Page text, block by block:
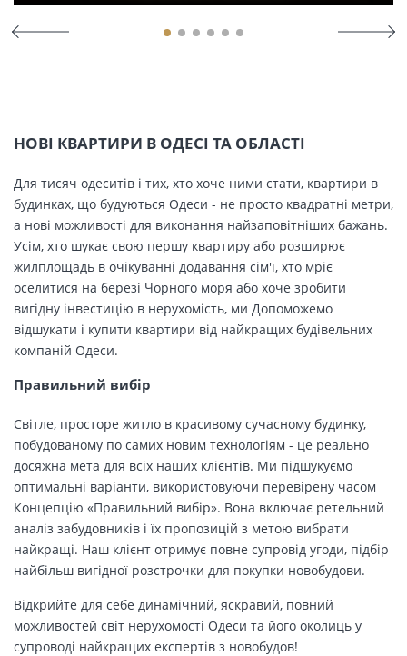
НОВІ КВАРТИРИ В ОДЕСІ ТА ОБЛАСТІ
Для тисяч одеситів і тих, хто хоче ними стати, квартири в
будинках, що будуються Одеси - не просто квадратні метри,
а нові можливості для виконання найзаповітніших бажань.
Усім, хто шукає свою першу квартиру або розширює
жилплощадь в очікуванні додавання сім'ї, хто мріє
оселитися на березі Чорного моря або хоче зробити
вигідну інвестицію в нерухомість, ми Допоможемо
відшукати і купити квартири від найкращих будівельних
компаній Одеси.
Правильний вибір
Світле, просторе житло в красивому сучасному будинку,
побудованому по самих новим технологіям - це реально
досяжна мета для всіх наших клієнтів. Ми підшукуємо
оптимальні варіанти, використовуючи перевірену часом
Концепцію «Правильний вибір». Вона включає ретельний
аналіз забудовників і їх пропозицій з метою вибрати
найкращі. Наш клієнт отримує повне супровід угоди, підбір
найбільш вигідної розстрочки для покупки новобудови.
Відкрийте для себе динамічний, яскравий, повний
можливостей світ нерухомості Одеси та його околиць у
супроводі найкращих експертів з новобудов!